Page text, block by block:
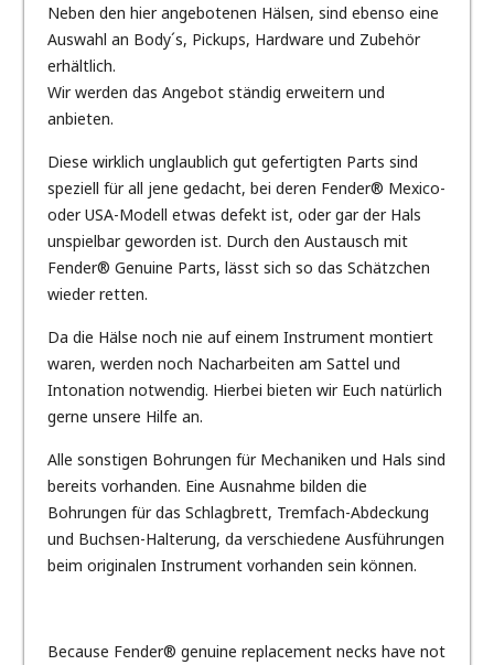
Neben den hier angebotenen Hälsen, sind ebenso eine
Auswahl an Body´s, Pickups, Hardware und Zubehör
erhältlich.
Wir werden das Angebot ständig erweitern und
anbieten.
Diese wirklich unglaublich gut gefertigten Parts sind
speziell für all jene gedacht, bei deren Fender® Mexico-
oder USA-Modell etwas defekt ist, oder gar der Hals
unspielbar geworden ist. Durch den Austausch mit
Fender® Genuine Parts, lässt sich so das Schätzchen
wieder retten.
Da die Hälse noch nie auf einem Instrument montiert
waren, werden noch Nacharbeiten am Sattel und
Intonation notwendig. Hierbei bieten wir Euch natürlich
gerne unsere Hilfe an.
Alle sonstigen Bohrungen für Mechaniken und Hals sind
bereits vorhanden. Eine Ausnahme bilden die
Bohrungen für das Schlagbrett, Tremfach-Abdeckung
und Buchsen-Halterung, da verschiedene Ausführungen
beim originalen Instrument vorhanden sein können.
Because Fender® genuine replacement necks have not